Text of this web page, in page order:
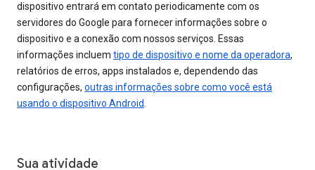
dispositivo entrará em contato periodicamente com os
servidores do Google para fornecer informações sobre o
dispositivo e a conexão com nossos serviços. Essas
informações incluem tipo de dispositivo e nome da operadora,
relatórios de erros, apps instalados e, dependendo das
configurações, outras informações sobre como você está
usando o dispositivo Android.
Sua atividade